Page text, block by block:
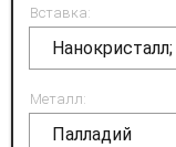
Вставка:
Нанокристалл;
Металл:
Палладий